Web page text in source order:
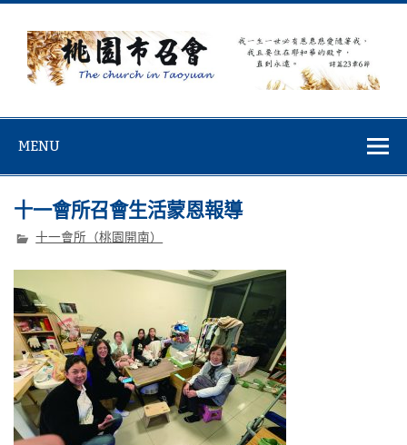
Skip
content
MENU
十一會所召會生活蒙恩報導
十一會所（桃園開南）